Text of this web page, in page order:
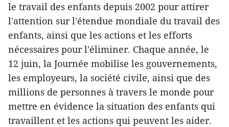
le travail des enfants depuis 2002 pour attirer
l'attention sur l'étendue mondiale du travail des
enfants, ainsi que les actions et les efforts
nécessaires pour l'éliminer. Chaque année, le
12 juin, la Journée mobilise les gouvernements,
les employeurs, la société civile, ainsi que des
millions de personnes à travers le monde pour
mettre en évidence la situation des enfants qui
travaillent et les actions qui peuvent les aider.